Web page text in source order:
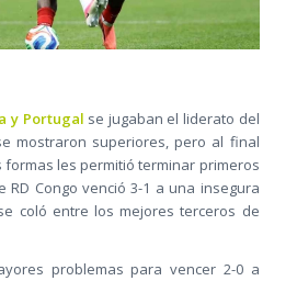
y Portugal se jugaban el liderato del
mostraron superiores, pero al final
formas les permitió terminar primeros
RD Congo venció 3-1 a una insegura
coló entre los mejores terceros de
problemas para vencer 2-0 a